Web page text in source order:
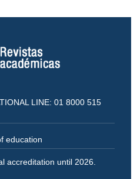
LINE: 01 8000 515
education
accreditation until 2026.